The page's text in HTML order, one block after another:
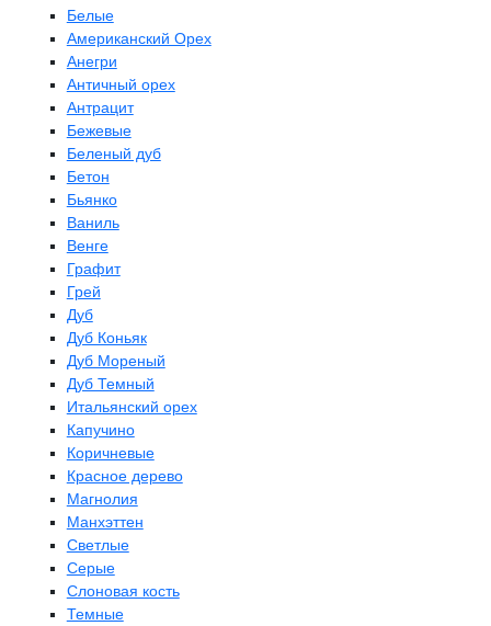
Белые
Американский Орех
Анегри
Античный орех
Антрацит
Бежевые
Беленый дуб
Бетон
Бьянко
Ваниль
Венге
Графит
Грей
Дуб
Дуб Коньяк
Дуб Мореный
Дуб Темный
Итальянский орех
Капучино
Коричневые
Красное дерево
Магнолия
Манхэттен
Светлые
Серые
Слоновая кость
Темные